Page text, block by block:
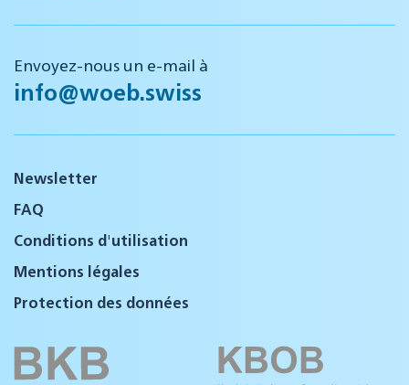
Envoyez-nous un e-mail à
info@woeb.swiss
Newsletter
FAQ
Conditions d'utilisation
Mentions légales
Protection des données